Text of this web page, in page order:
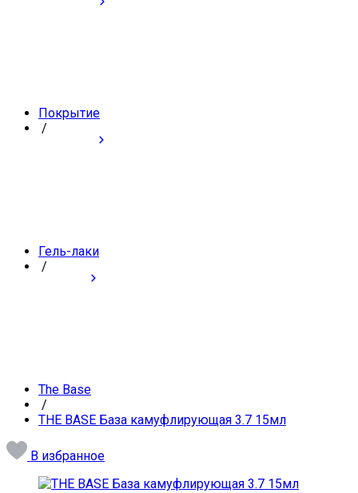
Покрытие
/
Гель-лаки
/
The Base
/
THE BASE База камуфлирующая 3.7 15мл
В избранное